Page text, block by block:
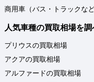
商用車（バス・トラックな
人気車種の買取相場を調
プリウスの買取相場
アクアの買取相場
アルファードの買取相場